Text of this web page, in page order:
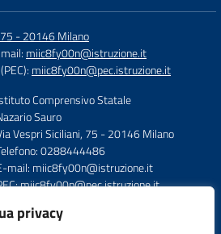
privacy
- 20146 Milano
miic8fy00n@istruzione.it
miic8fy00n@pec.istruzione.it
Comprensivo Statale
Sauro
Vespri Siciliani, 75 - 20146 Milano
0288444486
mail: miic8fy00n@istruzione.it
miic8fy00n@pec.istruzione.it